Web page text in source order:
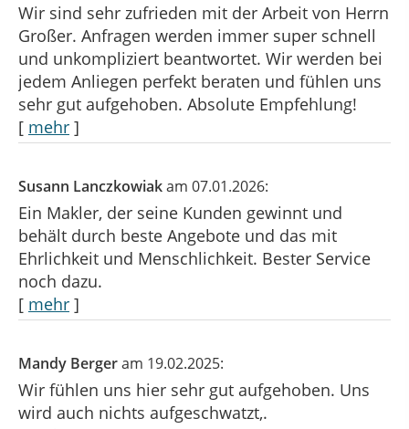
Wir sind sehr zufrieden mit der Arbeit von Herrn
Großer. Anfragen werden immer super schnell
und unkompliziert beantwortet. Wir werden bei
jedem Anliegen perfekt beraten und fühlen uns
sehr gut aufgehoben. Absolute Empfehlung!
[ mehr ]
Susann Lanczkowiakam 07.01.2026:
Ein Makler, der seine Kunden gewinnt und
behält durch beste Angebote und das mit
Ehrlichkeit und Menschlichkeit. Bester Service
noch dazu.
[ mehr ]
Mandy Bergeram 19.02.2025:
Wir fühlen uns hier sehr gut aufgehoben. Uns
wird auch nichts aufgeschwatzt,.